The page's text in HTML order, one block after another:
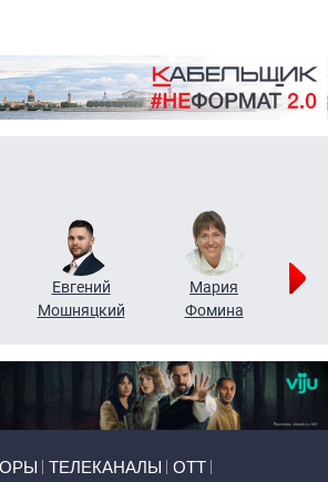
Евгений
Мошняцкий
Мария
Фомина
ТЕЛЕКАНАЛЫ ОТТ